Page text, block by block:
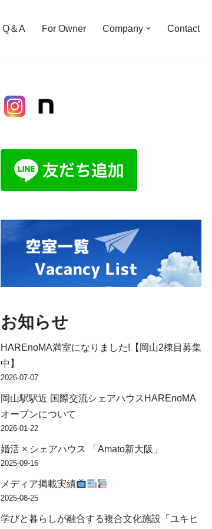
Q＆A For Owner Company Contact
お知らせ
HAREnoMA満室になりました!【岡山2棟目募集
中】
2026-07-07
岡山駅駅近 国際交流シェアハウスHAREnoMA
オープンについて
2026-01-22
婚活 × シェアハウス 「Amato新大阪」
2025-09-16
メディア掲載実績
2025-08-25
学びと暮らしが融合する複合文化施設「ユキヒ